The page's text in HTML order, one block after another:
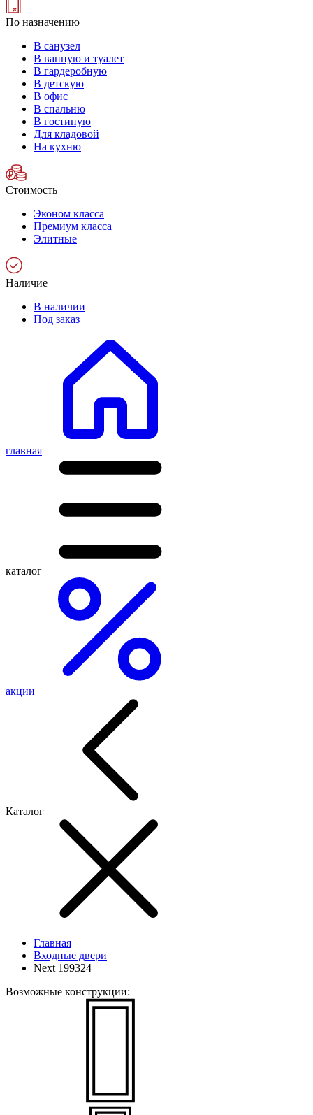
По назначению
В санузел
В ванную и туалет
В гардеробную
В детскую
В офис
В спальню
В гостиную
Для кладовой
На кухню
Стоимость
Эконом класса
Премиум класса
Элитные
Наличие
В наличии
Под заказ
главная
каталог
акции
Каталог
Главная
Входные двери
Next 199324
Возможные конструкции: